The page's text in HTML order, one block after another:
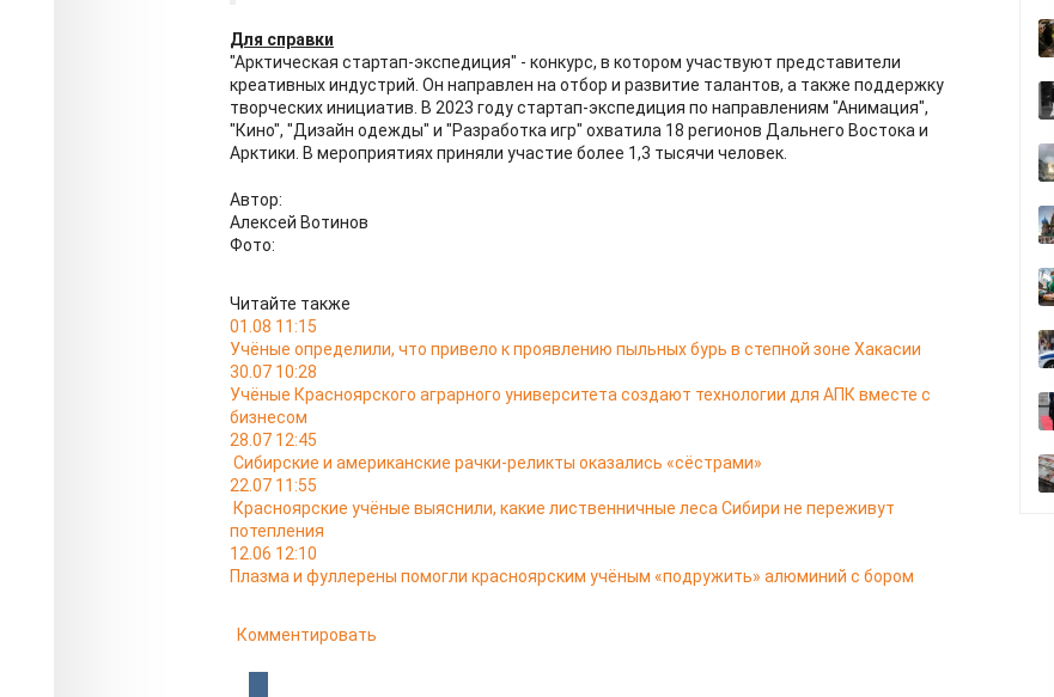
Для справки
"Арктическая стартап-экспедиция" - конкурс, в котором участвуют представители
креативных индустрий. Он направлен на отбор и развитие талантов, а также поддержку
творческих инициатив. В 2023 году стартап-экспедиция по направлениям "Анимация",
"Кино", "Дизайн одежды" и "Разработка игр" охватила 18 регионов Дальнего Востока и
Арктики. В мероприятиях приняли участие более 1,3 тысячи человек.
Автор:
Алексей Вотинов
Фото:
Читайте также
01.08 11:15
Учёные определили, что привело к проявлению пыльных бурь в степной зоне Хакасии
30.07 10:28
Учёные Красноярского аграрного университета создают технологии для АПК вместе с
бизнесом
28.07 12:45
Сибирские и американские рачки-реликты оказались «сёстрами»
22.07 11:55
Красноярские учёные выяснили, какие лиственничные леса Сибири не переживут
потепления
12.06 12:10
Плазма и фуллерены помогли красноярским учёным «подружить» алюминий с бором
Комментировать